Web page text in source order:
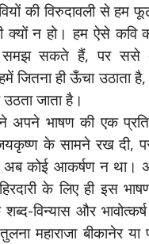
की विरुदावली से हम
क्यों न हो। हम ऐसे
सकते हैं, पर ससे
ही ऊँचा उठाता है,
जाता है।
ने अपने भाषण की एक
के सामने रख दी,
अब कोई आकर्षण न था।
के लिए ही इस
विन्यास और
महाराजा बीकानेर या